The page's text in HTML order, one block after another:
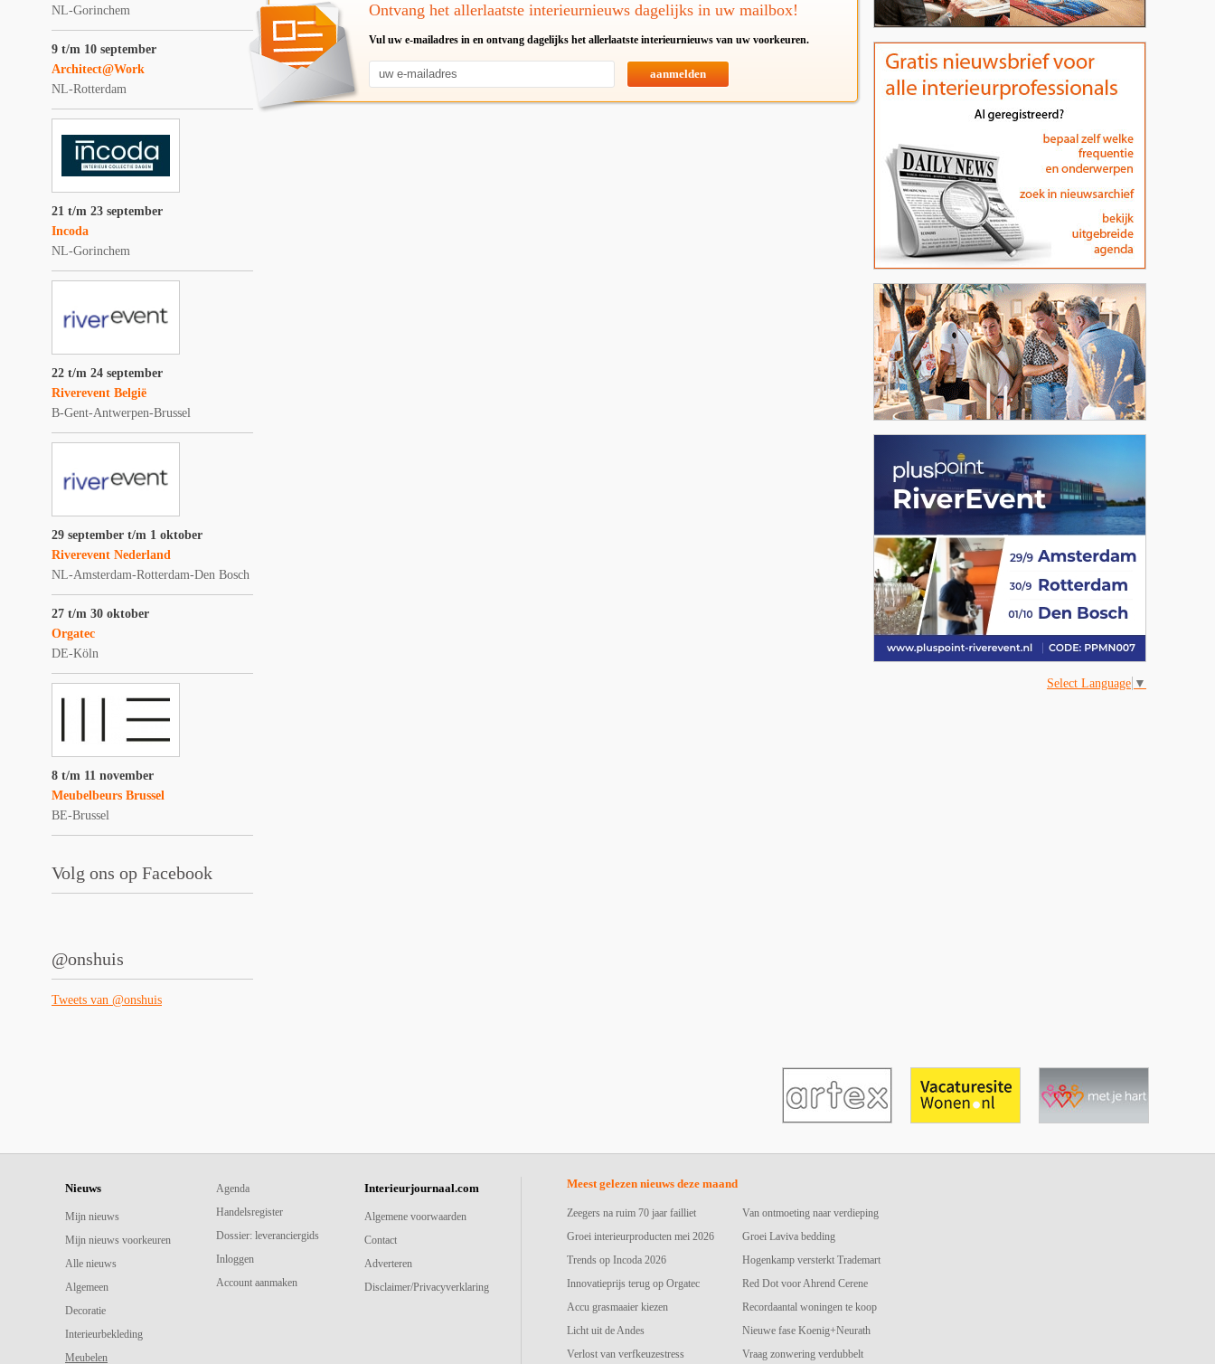
NL-Gorinchem
9 t/m 10 september
Architect@Work
NL-Rotterdam
21 t/m 23 september
Incoda
NL-Gorinchem
22 t/m 24 september
Riverevent België
B-Gent-Antwerpen-Brussel
29 september t/m 1 oktober
Riverevent Nederland
NL-Amsterdam-Rotterdam-Den Bosch
27 t/m 30 oktober
Orgatec
DE-Köln
8 t/m 11 november
Meubelbeurs Brussel
BE-Brussel
Volg ons op Facebook
@onshuis
Tweets van @onshuis
Ontvang het allerlaatste interieurnieuws dagelijks in uw mailbox!
Vul uw e-mailadres in en ontvang dagelijks het allerlaatste interieurnieuws van uw voorkeuren.
aanmelden
Select Language ▼
Nieuws
Mijn nieuws
Mijn nieuws voorkeuren
Alle nieuws
Algemeen
Decoratie
Interieurbekleding
Meubelen
Agenda
Handelsregister
Dossier: leveranciergids
Inloggen
Account aanmaken
Interieurjournaal.com
Algemene voorwaarden
Contact
Adverteren
Disclaimer/Privacyverklaring
Meest gelezen nieuws deze maand
Zeegers na ruim 70 jaar failliet
Groei interieurproducten mei 2026
Trends op Incoda 2026
Innovatieprijs terug op Orgatec
Accu grasmaaier kiezen
Licht uit de Andes
Verlost van verfkeuzestress
Van ontmoeting naar verdieping
Groei Laviva bedding
Hogenkamp versterkt Trademart
Red Dot voor Ahrend Cerene
Recordaantal woningen te koop
Nieuwe fase Koenig+Neurath
Vraag zonwering verdubbelt